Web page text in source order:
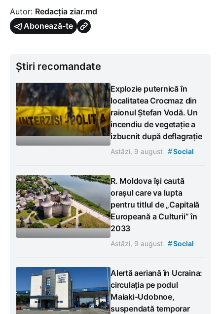
Autor: Redacția ziar.md
Abonează-te
Știri recomandate
Explozie puternică în
localitatea Crocmaz din
raionul Ștefan Vodă. Un
incendiu de vegetație a
izbucnit după deflagrație
Astăzi, 9 august #Social
R. Moldova își caută
orașul care va lupta
pentru titlul de „Capitală
Europeană a Culturii” în
2033
Astăzi, 9 august #Social
Alertă aeriană în Ucraina:
circulația pe podul
Maiaki-Udobnoe,
suspendată temporar